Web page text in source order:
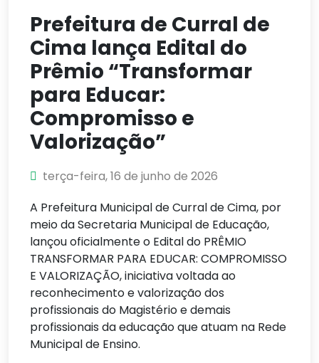
Prefeitura de Curral de
Cima lança Edital do
Prêmio “Transformar
para Educar:
Compromisso e
Valorização”
terça-feira, 16 de junho de 2026
A Prefeitura Municipal de Curral de Cima, por
meio da Secretaria Municipal de Educação,
lançou oficialmente o Edital do PRÊMIO
TRANSFORMAR PARA EDUCAR: COMPROMISSO
E VALORIZAÇÃO, iniciativa voltada ao
reconhecimento e valorização dos
profissionais do Magistério e demais
profissionais da educação que atuam na Rede
Municipal de Ensino.